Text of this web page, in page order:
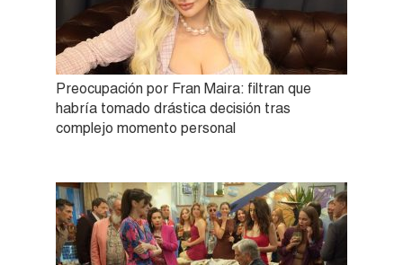
Preocupación por Fran Maira: filtran que
habría tomado drástica decisión tras
complejo momento personal